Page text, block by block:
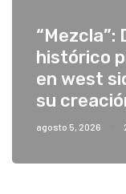
“Mezcla”:
histórico
en west
su
agosto 5, 2026